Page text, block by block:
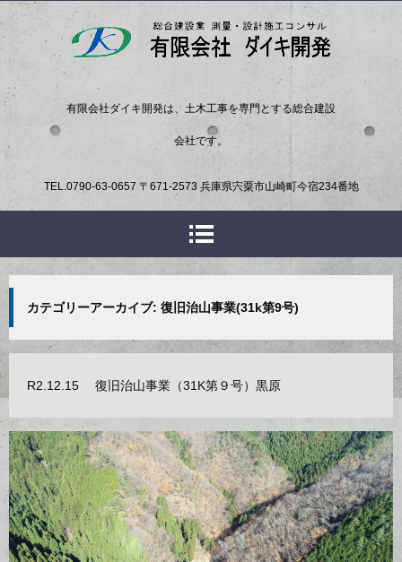
有限会社ダイキ開発は、土木工事を専門とする総合建設
会社です。
TEL. 0790-63-0657 〒671-2573 兵庫県宍粟市山崎町今宿234番地
カテゴリーアーカイブ:復旧治山事業(31k第9号)
R2.12.15 復旧治山事業（31K第９号）黒原